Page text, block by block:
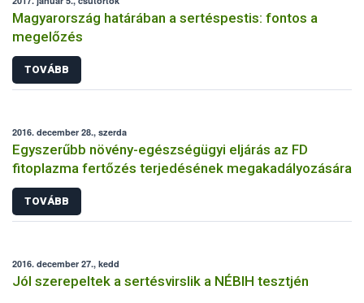
Magyarország határában a sertéspestis: fontos a
megelőzés
TOVÁBB
2016. december 28., szerda
Egyszerűbb növény-egészségügyi eljárás az FD
fitoplazma fertőzés terjedésének megakadályozására
TOVÁBB
2016. december 27., kedd
Jól szerepeltek a sertésvirslik a NÉBIH tesztjén